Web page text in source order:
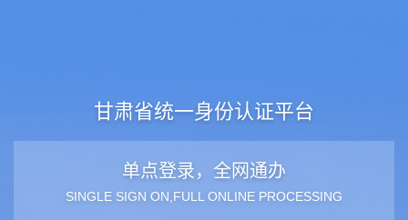
甘肃省统一身份认证平台
单点登录，全网通办
SINGLE SIGN ON,FULL ONLINE PROCESSING